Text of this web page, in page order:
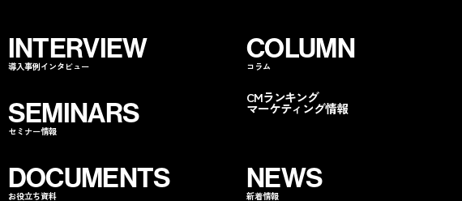
INTERVIEW
導入事例インタビュー
COLUMN
コラム
CMランキング
マーケティング情報
NEWS
新着情報
SEMINARS
セミナー情報
DOCUMENTS
お役立ち資料